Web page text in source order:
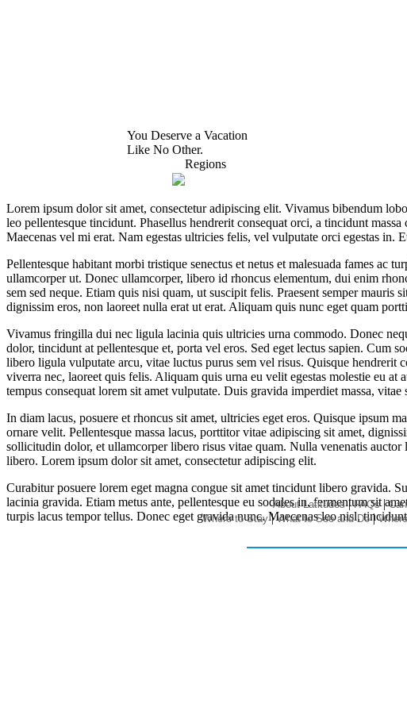
You Deserve a Vacation
Like No Other.
Regions
Lorem ipsum dolor sit amet, consectetur adipiscing elit. Vivamus bibendum
leo pellentesque tincidunt. Phasellus hendrerit consequat orci, a tincidunt
Maecenas vel mi erat. Nam egestas ultricies felis, vel vulputate orci egestas
Pellentesque habitant morbi tristique senectus et netus et malesuada fames ac
ullamcorper ut. Donec ullamcorper, libero id rhoncus elementum, dui enim
sem sed neque. Etiam quis nisi quam, ut suscipit felis. Praesent semper
dignissim eros, non laoreet nulla erat ut erat. Aliquam quis nunc eget quam
Vivamus fringilla dui nec ligula lacinia quis ultricies urna commodo. Donec
dolor, tincidunt at pellentesque et, porta vel eros. Sed eget lectus sapien. Cum
libero ligula vulputate arcu, vitae luctus purus sem vel risus. Quisque hendrerit
viverra nec, laoreet quis felis. Aliquam quis urna eu velit egestas molestie eu
tempus consequat lorem sit amet vulputate. Duis gravida imperdiet massa, vitae
In diam lacus, posuere et rhoncus sit amet, ultricies eget eros. Quisque ipsum
ornare velit. Pellentesque massa lacus, porttitor vitae adipiscing sit amet,
sollicitudin dolor, et ullamcorper libero risus vitae quam. Nulla venenatis
libero. Lorem ipsum dolor sit amet, consectetur adipiscing elit.
Curabitur posuere lorem eget magna congue sit amet tincidunt libero gravida.
lacinia gravida. Etiam metus ante, pellentesque eu sodales in, fermentum sit
turpis lacus tempor tellus. Donec eget gravida nunc. Maecenas leo nisl,
About Latitudes|FAQs|
Where to Stay|What to See and Do|